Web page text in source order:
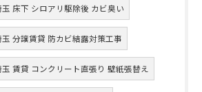
玉 床下 シロアリ駆除後 カビ臭い
玉 分譲賃貸 防カビ結露対策工事
玉 賃貸 コンクリート直張り 壁紙張替え